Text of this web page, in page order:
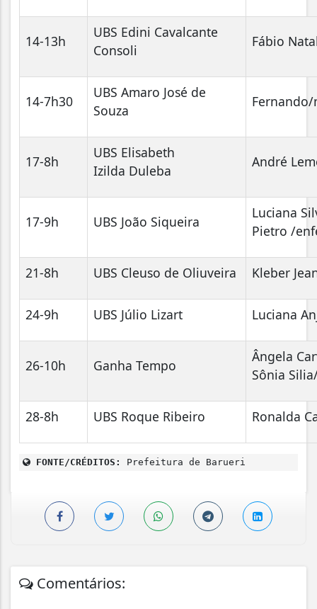
14-13h
UBS Edini Cavalcante
Consoli
Fábio
14-7h30
UBS Amaro José de
Souza
17-8h
UBS Elisabeth
Izilda Duleba
André
17-9h UBS João Siqueira
Luciana
Pietro /
21-8h UBS Cleuso de Oliuveira Kleber
24-9h UBS Júlio Lizart Luciana
26-10h Ganha Tempo
Ângela
Sônia
28-8h UBS Roque Ribeiro Ronalda
FONTE/CRÉDITOS: Prefeitura de Barueri
Comentários: